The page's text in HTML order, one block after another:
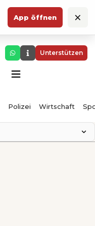
App öffnen ×
Unterstützen
Polizei Wirtschaft